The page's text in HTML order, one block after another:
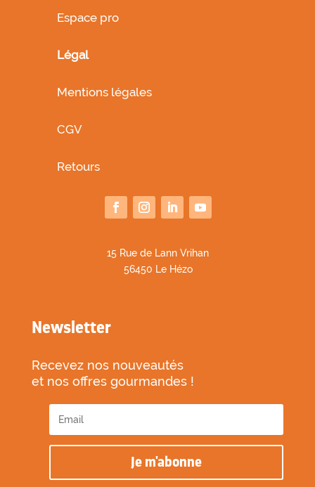
Espace pro
Légal
Mentions légales
CGV
Retours
15 Rue de Lann Vrihan
56450 Le Hézo
Newsletter
Recevez nos nouveautés
et nos offres gourmandes !
Je m'abonne